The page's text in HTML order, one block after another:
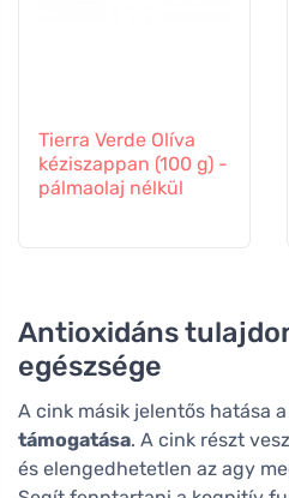
Tierra Verde Olíva
kéziszappan (100 g) -
pálmaolaj nélkül
Antioxidáns
egészsége
A cink másik jelentős hatása a
támogatása. A cink részt
és elengedhetetlen az agy